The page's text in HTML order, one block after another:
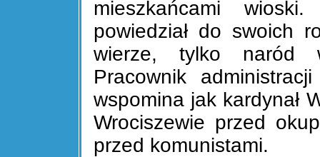
mieszkańcami
powiedział do swoich
wierze, tylko naród
Pracownik
wspomina jak kardynał
Wrociszewie przed
przed komunistami.